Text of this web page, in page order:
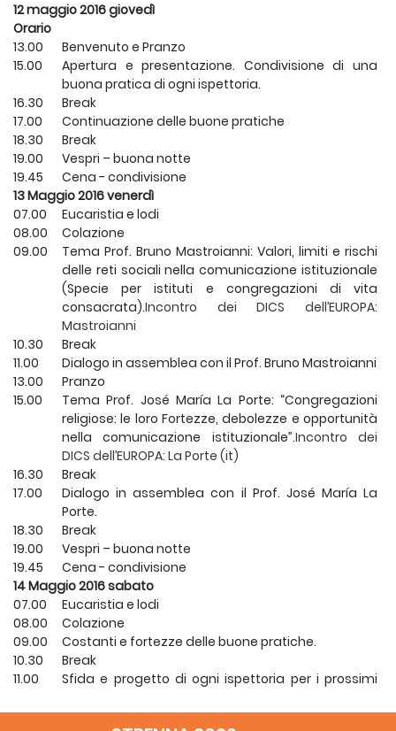
12 maggio 2016 giovedì
Orario
13.00
Benvenuto e Pranzo
15.00
Apertura e presentazione. Condivisione di una
buona pratica di ogni ispettoria.
16.30
Break
17.00
Continuazione delle buone pratiche
18.30
Break
19.00
Vespri – buona notte
19.45
Cena - condivisione
13 Maggio 2016 venerdì
07.00
Eucaristia e lodi
08.00
Colazione
09.00
Tema Prof. Bruno Mastroianni: Valori, limiti e rischi
delle reti sociali nella comunicazione istituzionale
(Specie per istituti e congregazioni di vita
consacrata).Incontro dei DICS dell’EUROPA:
Mastroianni
10.30
Break
11.00
Dialogo in assemblea con il Prof. Bruno Mastroianni
13.00
Pranzo
15.00
Tema Prof. José María La Porte: “Congregazioni
religiose: le loro Fortezze, debolezze e opportunità
nella comunicazione istituzionale”.Incontro dei
DICS dell’EUROPA: La Porte (it)
16.30
Break
17.00
Dialogo in assemblea con il Prof. José María La
Porte.
18.30
Break
19.00
Vespri – buona notte
19.45
Cena - condivisione
14 Maggio 2016 sabato
07.00
Eucaristia e lodi
08.00
Colazione
09.00
Costanti e fortezze delle buone pratiche.
10.30
Break
11.00
Sfida e progetto di ogni ispettoria per i prossimi
13.00
Pranzo